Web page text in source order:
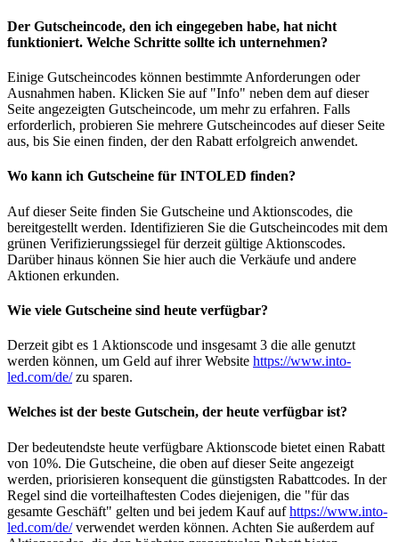
Der Gutscheincode, den ich eingegeben habe, hat nicht
funktioniert. Welche Schritte sollte ich unternehmen?
Einige Gutscheincodes können bestimmte Anforderungen oder
Ausnahmen haben. Klicken Sie auf "Info" neben dem auf dieser
Seite angezeigten Gutscheincode, um mehr zu erfahren. Falls
erforderlich, probieren Sie mehrere Gutscheincodes auf dieser Seite
aus, bis Sie einen finden, der den Rabatt erfolgreich anwendet.
Wo kann ich Gutscheine für INTOLED finden?
Auf dieser Seite finden Sie Gutscheine und Aktionscodes, die
bereitgestellt werden. Identifizieren Sie die Gutscheincodes mit dem
grünen Verifizierungssiegel für derzeit gültige Aktionscodes.
Darüber hinaus können Sie hier auch die Verkäufe und andere
Aktionen erkunden.
Wie viele Gutscheine sind heute verfügbar?
Derzeit gibt es 1 Aktionscode und insgesamt 3 die alle genutzt
werden können, um Geld auf ihrer Website https://www.into-
led.com/de/zu sparen.
Welches ist der beste Gutschein, der heute verfügbar ist?
Der bedeutendste heute verfügbare Aktionscode bietet einen Rabatt
von 10%. Die Gutscheine, die oben auf dieser Seite angezeigt
werden, priorisieren konsequent die günstigsten Rabattcodes. In der
Regel sind die vorteilhaftesten Codes diejenigen, die "für das
gesamte Geschäft" gelten und bei jedem Kauf aufhttps://www.into-
led.com/de/verwendet werden können. Achten Sie außerdem auf